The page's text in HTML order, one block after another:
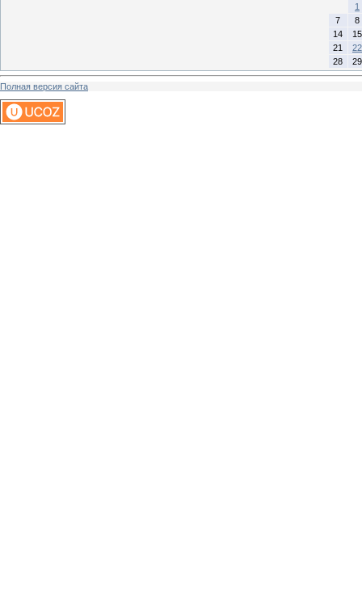
1
7
8
14
15
21
22
28
29
Полная версия сайта